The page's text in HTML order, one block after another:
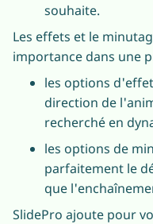
souhaite.
Les effets et le
importance dans une
les options
direction de
recherché en
les options de
parfaitement le
que
SlidePro ajoute pour